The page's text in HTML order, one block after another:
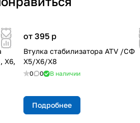
X6,
от 395 p
Втулка стабилизатора ATV /СФ
X5/X6/X8
0 0 В наличии
Подробнее